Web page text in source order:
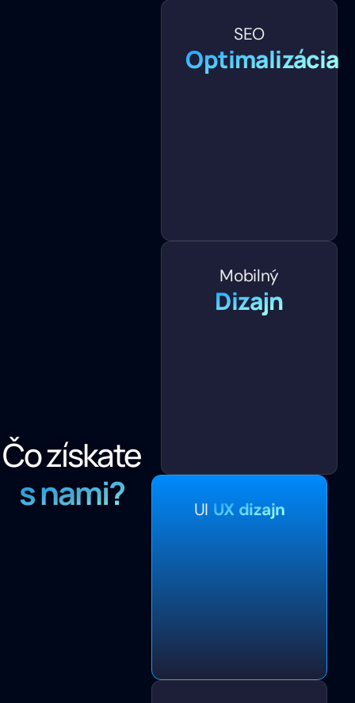
Čo získate
s nami?
SEO
Optimalizácia
Mobilný
Dizajn
UI UX dizajn